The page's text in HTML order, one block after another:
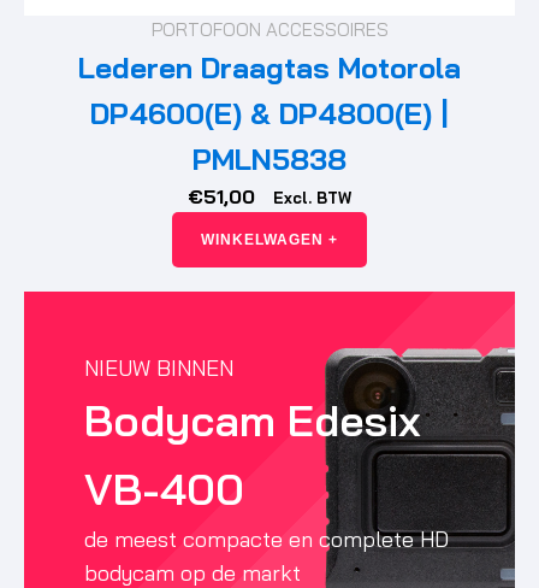
PORTOFOON ACCESSOIRES
Lederen Draagtas Motorola
DP4600(E) & DP4800(E) |
PMLN5838
€51,00 Excl. BTW
WINKELWAGEN +
NIEUW BINNEN
Bodycam Edesix
VB-400
de meest compacte en complete HD
bodycam op de markt